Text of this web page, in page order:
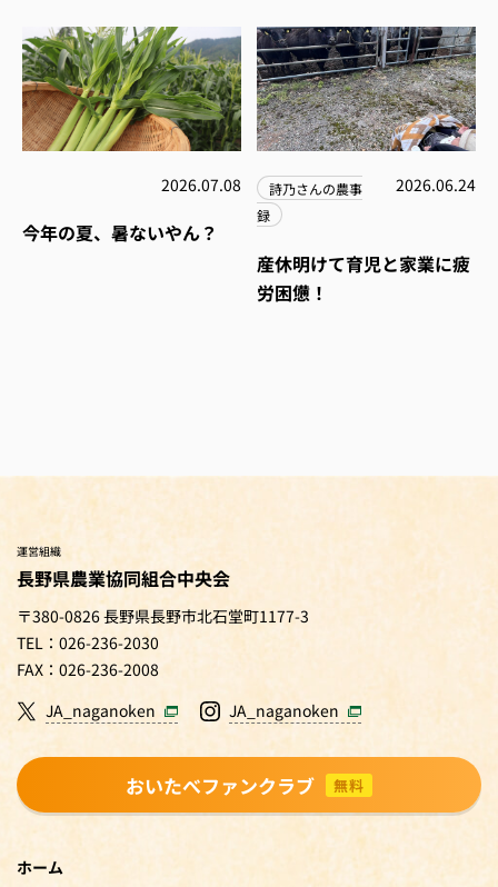
2026.07.08
今年の夏、暑ないやん？
詩乃さんの農事
録
2026.06.24
産休明けて育児と家業に疲
労困憊！
運営組織
長野県農業協同組合中央会
〒380-0826 長野県長野市北石堂町1177-3
TEL：026-236-2030
FAX：026-236-2008
JA_naganoken
JA_naganoken
おいたべファンクラブ 無料
ホーム